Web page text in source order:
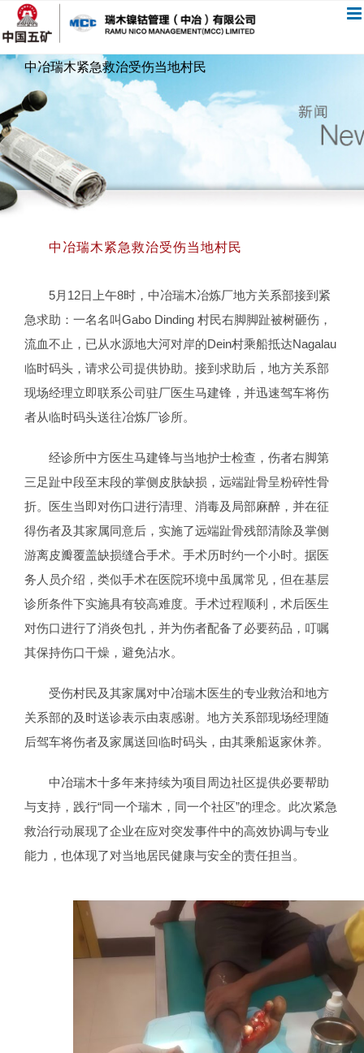
过
内
中冶瑞木紧急救治受伤当地村民
中冶瑞木紧急救治受伤当地村民
5月12日上午8时，中冶瑞木冶炼厂地方关系部接到紧
急求助：一名名叫Gabo Dinding 村民右脚脚趾被树砸伤，
流血不止，已从水源地大河对岸的Dein村乘船抵达Nagalau
临时码头，请求公司提供协助。接到求助后，地方关系部
现场经理立即联系公司驻厂医生马建锋，并迅速驾车将伤
者从临时码头送往冶炼厂诊所。
经诊所中方医生马建锋与当地护士检查，伤者右脚第
三足趾中段至末段的掌侧皮肤缺损，远端趾骨呈粉碎性骨
折。医生当即对伤口进行清理、消毒及局部麻醉，并在征
得伤者及其家属同意后，实施了远端趾骨残部清除及掌侧
游离皮瓣覆盖缺损缝合手术。手术历时约一个小时。据医
务人员介绍，类似手术在医院环境中虽属常见，但在基层
诊所条件下实施具有较高难度。手术过程顺利，术后医生
对伤口进行了消炎包扎，并为伤者配备了必要药品，叮嘱
其保持伤口干燥，避免沾水。
受伤村民及其家属对中冶瑞木医生的专业救治和地方
关系部的及时送诊表示由衷感谢。地方关系部现场经理随
后驾车将伤者及家属送回临时码头，由其乘船返家休养。
中冶瑞木十多年来持续为项目周边社区提供必要帮助
与支持，践行“同一个瑞木，同一个社区”的理念。此次紧急
救治行动展现了企业在应对突发事件中的高效协调与专业
能力，也体现了对当地居民健康与安全的责任担当。